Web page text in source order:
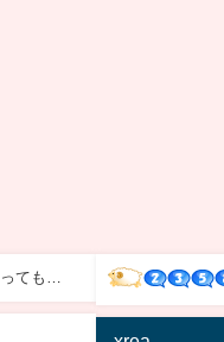
てもお